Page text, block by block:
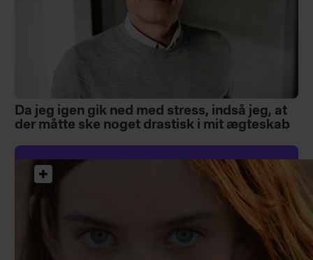
Da jeg igen gik ned med stress, indså jeg, at
der måtte ske noget drastisk i mit ægteskab